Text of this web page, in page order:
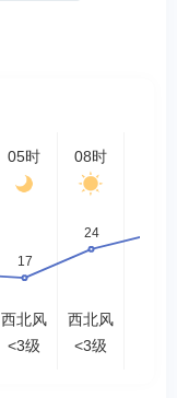
05时
西北风
<3级
08时
西北风
<3级